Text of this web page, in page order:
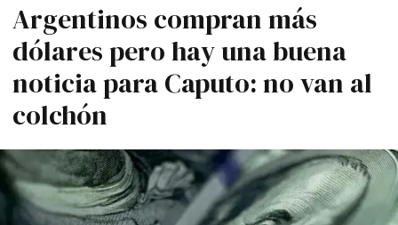
Argentinos compran más
dólares pero hay una buena
noticia para Caputo: no van al
colchón